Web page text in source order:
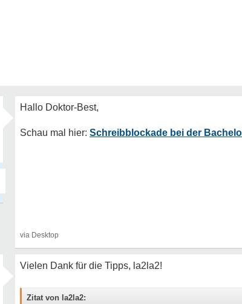
Schreibblockade bei der
Vielen Dank für die Tipps, la2la2!
Zitat von la2la2: